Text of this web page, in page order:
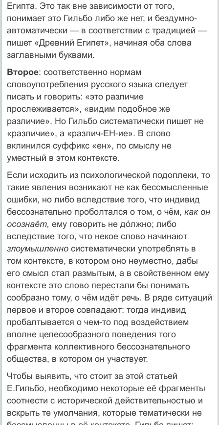
Египта. Это так вне зависимости от того,
понимает это Гильбо либо же нет, и бездумно-
автоматически — в соответствии с традицией —
пишет «Древний Египет», начиная оба слова
заглавными буквами.
Второе: соответственно нормам
словоупотребления русского языка следует
писать и говорить: «это различие
прослеживается», «видим подобное же
различие». Но Гильбо систематически пишет не
«различие», а «различ-ЕН-ие». В слово
вклинился суффикс «ен», по смыслу не
уместный в этом контексте.
Если исходить из психологической подоплеки, то
такие явления возникают не как бессмысленные
ошибки, но либо вследствие того, что индивид
бессознательно проболтался о том, о чём, как он
осознаёт, ему говорить не дóлжно; либо
вследствие того, что некое слово начинают
злоумышленносистематически употреблять в
том контексте, в котором оно неуместно, дабы
его смысл стал размытым, а в свойственном ему
контексте это слово перестали бы понимать
сообразно тому, о чём идёт речь. В ряде ситуаций
первое и второе совпадают: тогда индивид
пробалтывается о чем-то под воздействием
вполне целесообразного поведения того
фрагмента коллективного бессознательного
общества, в котором он участвует.
Чтобы выявить, что стоит за этой статьей
Е.Гильбо, необходимо некоторые её фрагменты
соотнести с исторической действительностью и
вскрыть те умолчания, которые тематически не